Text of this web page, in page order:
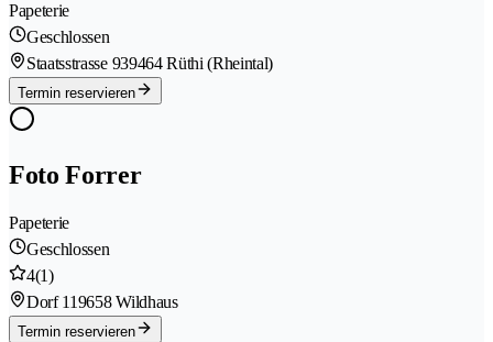
Papeterie
Geschlossen
Staatsstrasse 939464 Rüthi (Rheintal)
Termin reservieren
Foto Forrer
Papeterie
Geschlossen
4(1)
Dorf 119658 Wildhaus
Termin reservieren